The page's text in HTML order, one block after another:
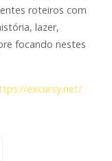
roteiros com
lazer,
focando nestes
excursy.net/